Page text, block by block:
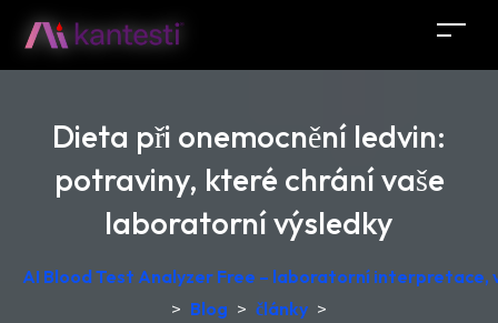
Dieta při onemocnění ledvin:
potraviny, které chrání vaše
laboratorní výsledky
AI Blood Test Analyzer Free – laboratorní interpretace,
> Blog > články >